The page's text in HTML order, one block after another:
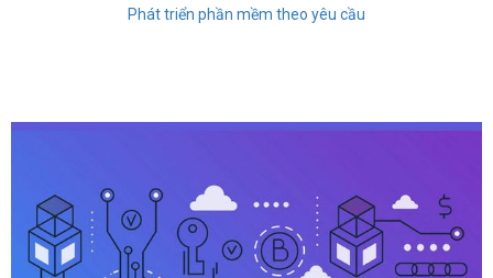
Phát triển phần mềm theo yêu cầu